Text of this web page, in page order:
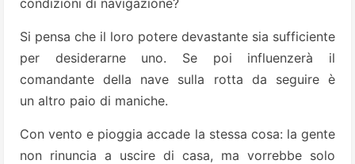
condizioni di navigazione?
Si pensa che il loro potere devastante sia sufficiente
per desiderarne uno. Se poi influenzerà il
comandante della nave sulla rotta da seguire è
un altro paio di maniche.
Con vento e pioggia accade la stessa cosa: la gente
non rinuncia a uscire di casa, ma vorrebbe solo